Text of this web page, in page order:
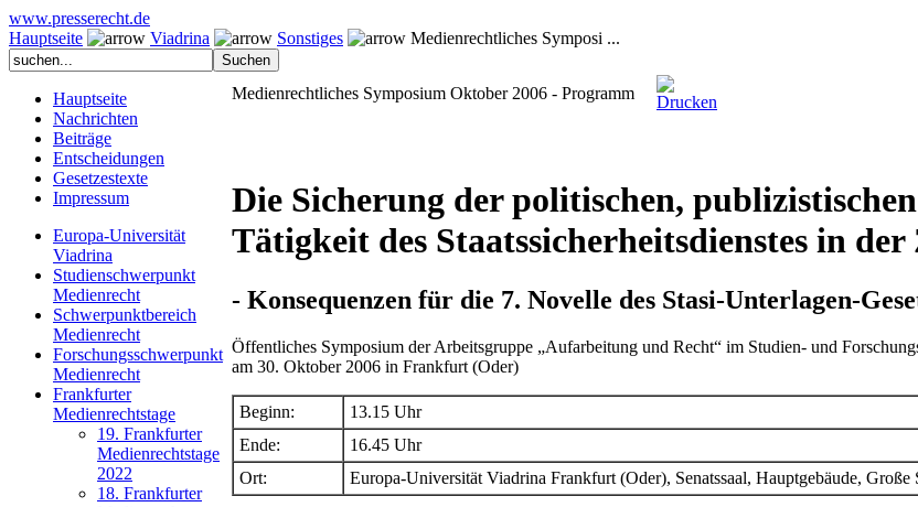
www.presserecht.de
Hauptseite
Viadrina Sonstiges Medienrechtliches Symposi ...
Hauptseite
Nachrichten
Beiträge
Entscheidungen
Gesetzestexte
Impressum
Europa-Universität
Viadrina
Studienschwerpunkt
Medienrecht
Schwerpunktbereich
Medienrecht
Forschungsschwerpunkt
Medienrecht
Frankfurter
Medienrechtstage
19. Frankfurter
Medienrechtstage
2022
18. Frankfurter
Medienrechtliches Symposium Oktober 2006 - Programm
Die Sicherung der politischen,
Tätigkeit des Staatssicherheitsdienstes in
- Konsequenzen für die 7. Novelle des Stasi-Unterlagen-
Öffentliches Symposium der Arbeitsgruppe „Aufarbeitung und Recht“ im Studien- und
am 30. Oktober 2006 in Frankfurt (Oder)
Beginn:
13.15 Uhr
Ende:
16.45 Uhr
Ort:
Europa-Universität Viadrina Frankfurt (Oder), Senatssaal, Hauptgebäude, Große